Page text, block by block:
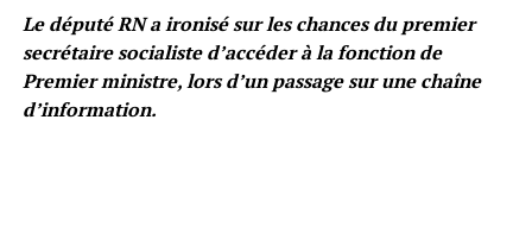
Le député RN a ironisé sur les chances du premier
secrétaire socialiste d’accéder à la fonction de
Premier ministre, lors d’un passage sur une chaîne
d’information.